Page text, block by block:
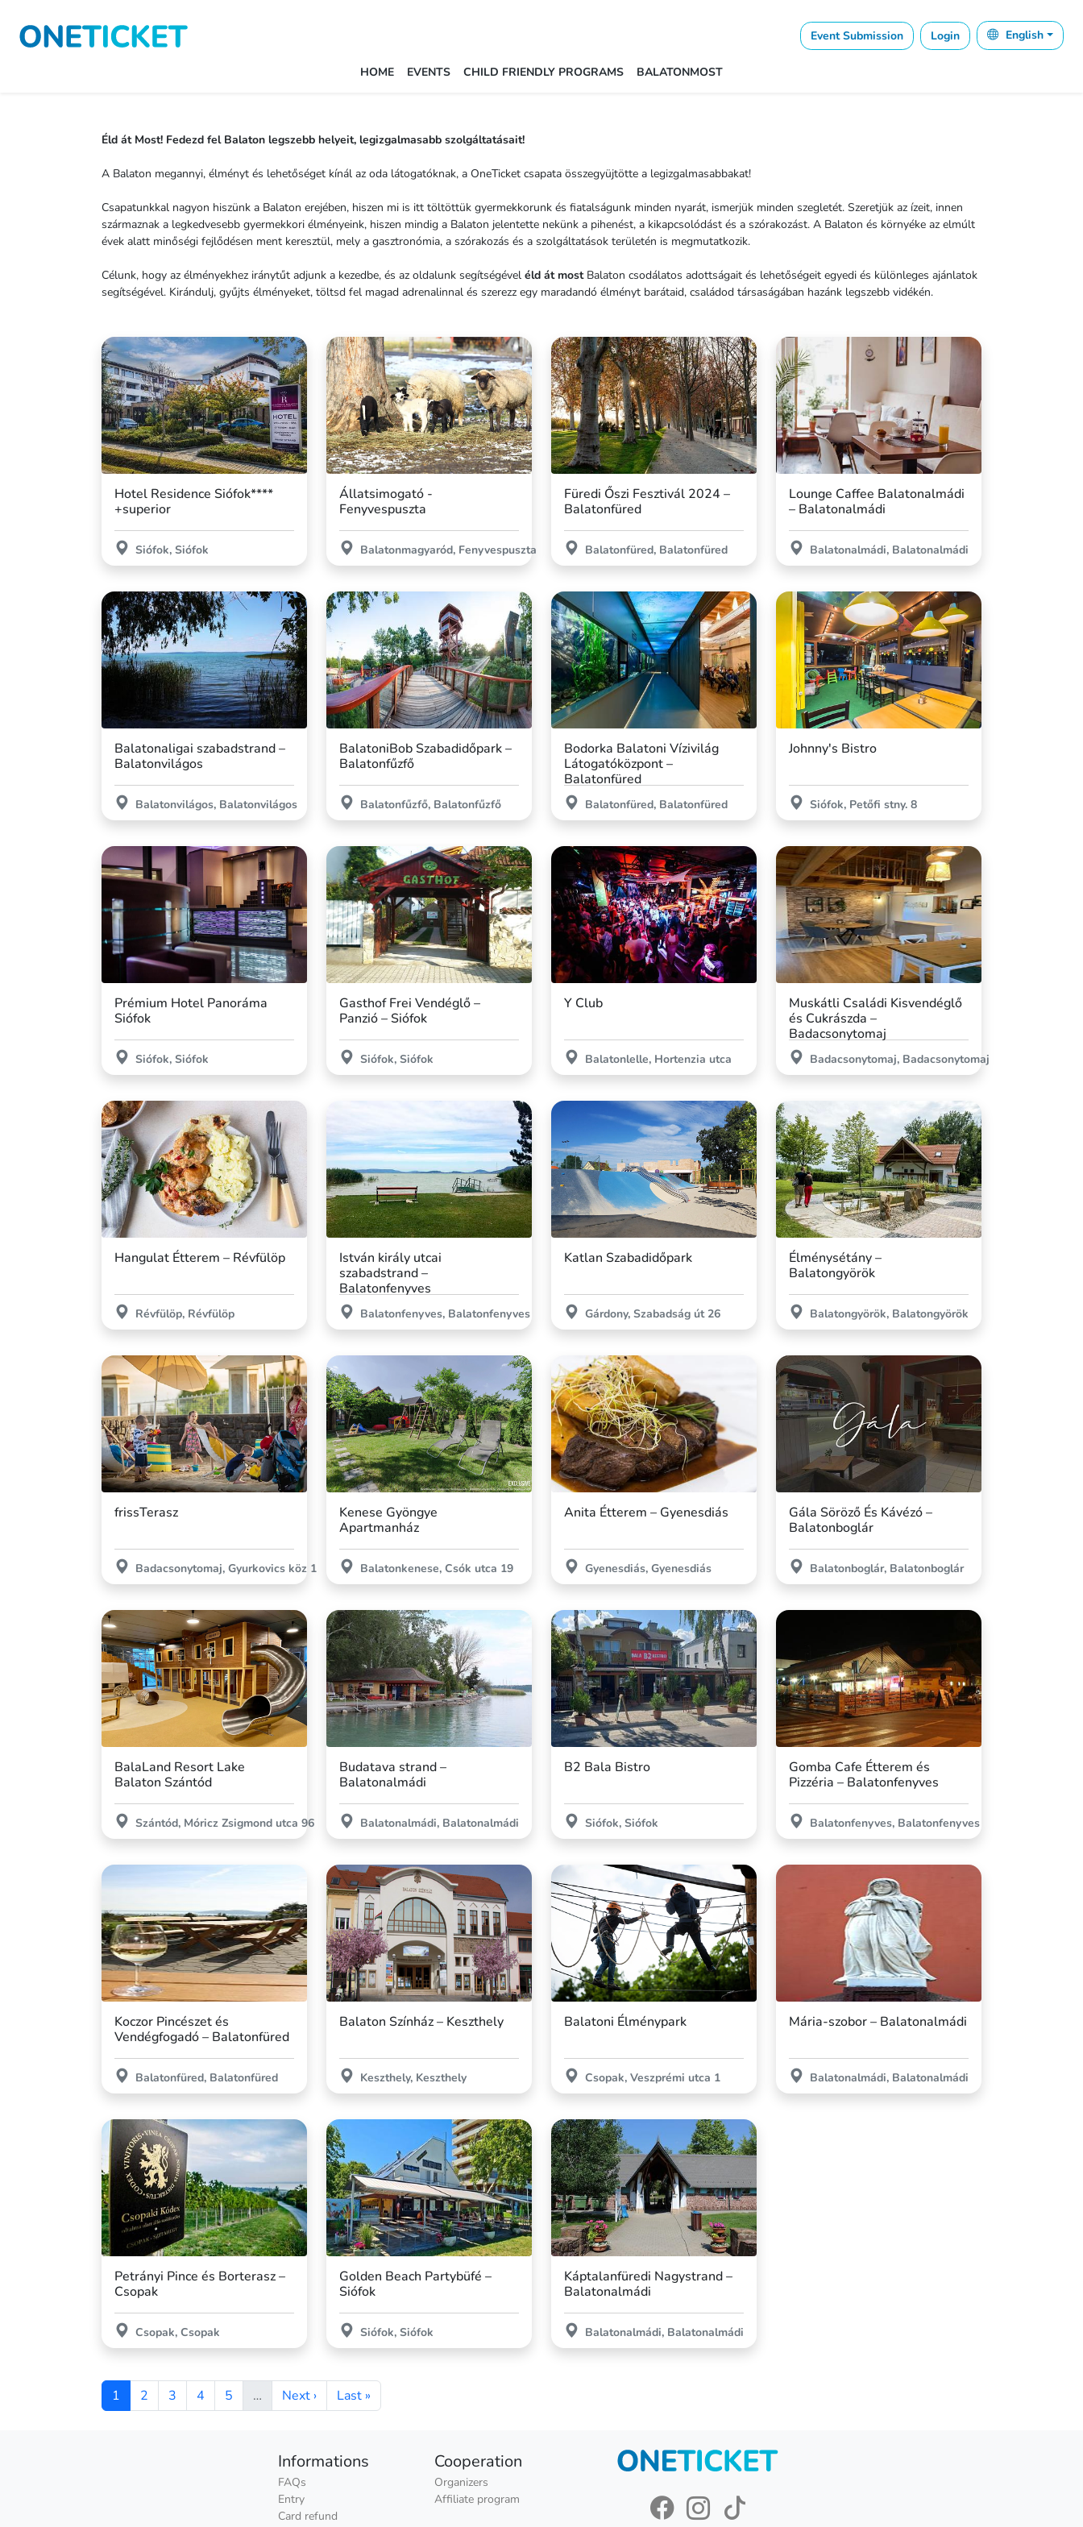
Event Submission Login English
HOME EVENTS CHILD FRIENDLY PROGRAMS BALATONMOST
Éld át Most! Fedezd fel Balaton legszebb helyeit, legizgalmasabb szolgáltatásait!
A Balaton megannyi, élményt és lehetőséget kínál az oda látogatóknak, a OneTicket csapata összegyüjtötte a legizgalmasabbakat!
Csapatunkkal nagyon hiszünk a Balaton erejében, hiszen mi is itt töltöttük gyermekkorunk és fiatalságunk minden nyarát, ismerjük minden szegletét. Szeretjük az ízeit, innen
származnak a legkedvesebb gyermekkori élményeink, hiszen mindig a Balaton jelentette nekünk a pihenést, a kikapcsolódást és a szórakozást. A Balaton és környéke az elmúlt
évek alatt minőségi fejlődésen ment keresztül, mely a gasztronómia, a szórakozás és a szolgáltatások területén is megmutatkozik.
Célunk, hogy az élményekhez iránytűt adjunk a kezedbe, és az oldalunk segítségével éld át mostBalaton csodálatos adottságait és lehetőségeit egyedi és különleges ajánlatok
segítségével. Kirándulj, gyűjts élményeket, töltsd fel magad adrenalinnal és szerezz egy maradandó élményt barátaid, családod társaságában hazánk legszebb vidékén.
Hotel Residence Siófok****
+superior
Siófok, Siófok
Állatsimogató -
Fenyvespuszta
Balatonmagyaród, Fenyvespuszta
Füredi Őszi Fesztivál 2024 –
Balatonfüred
Balatonfüred, Balatonfüred
Lounge Caffee Balatonalmádi
– Balatonalmádi
Balatonalmádi, Balatonalmádi
Balatonaligai szabadstrand –
Balatonvilágos
Balatonvilágos, Balatonvilágos
BalatoniBob Szabadidőpark –
Balatonfűzfő
Balatonfűzfő, Balatonfűzfő
Bodorka Balatoni Vízivilág
Látogatóközpont –
Balatonfüred
Balatonfüred, Balatonfüred
Johnny's Bistro
Siófok, Petőfi stny. 8
Prémium Hotel Panoráma
Siófok
Siófok, Siófok
Gasthof Frei Vendéglő –
Panzió – Siófok
Siófok, Siófok
Y Club
Balatonlelle, Hortenzia utca
Muskátli Családi Kisvendéglő
és Cukrászda –
Badacsonytomaj
Badacsonytomaj, Badacsonytomaj
Hangulat Étterem – Révfülöp
Révfülöp, Révfülöp
István király utcai
szabadstrand –
Balatonfenyves
Balatonfenyves, Balatonfenyves
Katlan Szabadidőpark
Gárdony, Szabadság út 26
Élménysétány –
Balatongyörök
Balatongyörök, Balatongyörök
frissTerasz
Badacsonytomaj, Gyurkovics köz 1
Kenese Gyöngye
Apartmanház
Balatonkenese, Csók utca 19
Anita Étterem – Gyenesdiás
Gyenesdiás, Gyenesdiás
Gála Söröző És Kávézó –
Balatonboglár
Balatonboglár, Balatonboglár
BalaLand Resort Lake
Balaton Szántód
Szántód, Móricz Zsigmond utca 96
Budatava strand –
Balatonalmádi
Balatonalmádi, Balatonalmádi
B2 Bala Bistro
Siófok, Siófok
Gomba Cafe Étterem és
Pizzéria – Balatonfenyves
Balatonfenyves, Balatonfenyves
Koczor Pincészet és
Vendégfogadó – Balatonfüred
Balatonfüred, Balatonfüred
Balaton Színház – Keszthely
Keszthely, Keszthely
Balatoni Élménypark
Csopak, Veszprémi utca 1
Mária-szobor – Balatonalmádi
Balatonalmádi, Balatonalmádi
Petrányi Pince és Borterasz –
Csopak
Csopak, Csopak
Golden Beach Partybüfé –
Siófok
Siófok, Siófok
Káptalanfüredi Nagystrand –
Balatonalmádi
Balatonalmádi, Balatonalmádi
1 2 3 4 5 … Next › Last »
Informations
FAQs
Entry
Card refund
Cooperation
Organizers
Affiliate program